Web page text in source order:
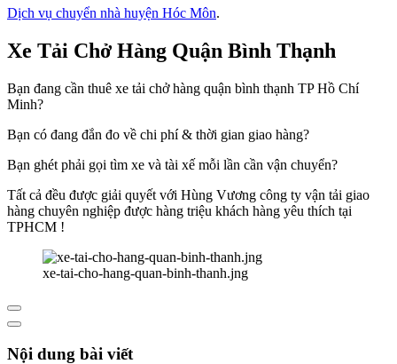
Dịch vụ chuyển nhà huyện Hóc Môn.
Xe Tải Chở Hàng Quận Bình Thạnh
Bạn đang cần thuê xe tải chở hàng quận bình thạnh TP Hồ Chí
Minh?
Bạn có đang đắn đo về chi phí & thời gian giao hàng?
Bạn ghét phải gọi tìm xe và tài xế mỗi lần cần vận chuyển?
Tất cả đều được giải quyết với Hùng Vương công ty vận tải giao
hàng chuyên nghiệp được hàng triệu khách hàng yêu thích tại
TPHCM !
xe-tai-cho-hang-quan-binh-thanh.jng
Nội dung bài viết